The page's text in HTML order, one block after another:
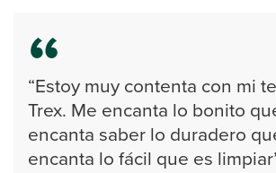
“Estoy muy contenta con mi
Trex. Me encanta lo bonito
encanta saber lo duradero
encanta lo fácil que es